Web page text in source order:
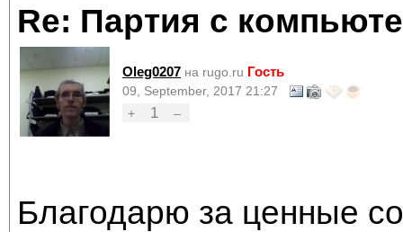
Re: Партия с
Oleg0207 на rugo.ru Гость
09, September, 2017 21:27
+
1 –
Благодарю за ценные